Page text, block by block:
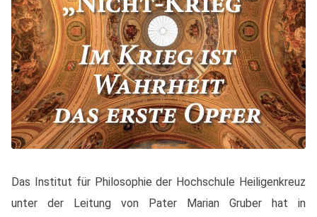
Das Institut für Philosophie der Hochschule Heiligenkreuz
unter der Leitung von Pater Marian Gruber hat in